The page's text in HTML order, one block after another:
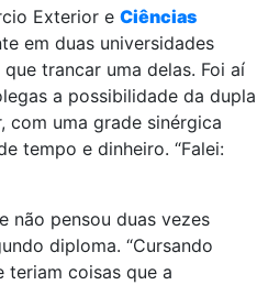
Exterior e Ciências
em duas universidades
trancar uma delas. Foi aí
a possibilidade da dupla
com uma grade sinérgica
tempo e dinheiro. “Falei:
não pensou duas vezes
diploma. “Cursando
teriam coisas que a